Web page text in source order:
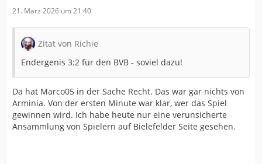
21. März 2026 um 21:40
Zitat von Richie
Endergenis 3:2 für den BVB - soviel dazu!
Da hat Marco05 in der Sache Recht. Das war gar nichts von
Arminia. Von der ersten Minute war klar, wer das Spiel
gewinnen wird. Ich habe heute nur eine verunsicherte
Ansammlung von Spielern auf Bielefelder Seite gesehen.